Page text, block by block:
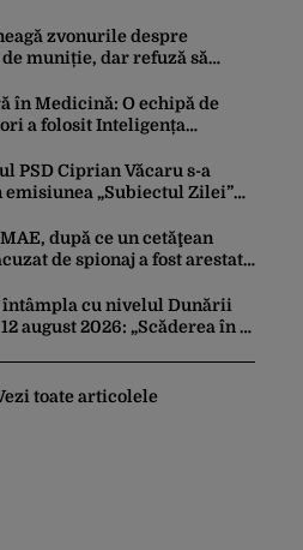
zvonurile despre
muniție, dar refuză să
rachete”
în Medicină: O echipă de
a folosit Inteligența
la tratarea de E.coli
PSD Ciprian Văcaru s-a
emisiunea „Subiectul Zilei”
fiind motivul scandalului
după ce un cetăţean
de spionaj a fost arestat
ca să asasineze un
de drone
întâmpla cu nivelul Dunării
august 2026: „Scăderea în 7
toate articolele